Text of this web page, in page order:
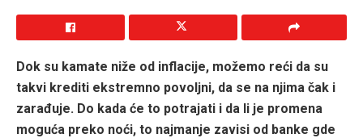
Dok su kamate niže od inflacije, možemo reći da su
takvi krediti ekstremno povoljni, da se na njima čak i
zarađuje. Do kada će to potrajati i da li je promena
moguća preko noći, to najmanje zavisi od banke gde